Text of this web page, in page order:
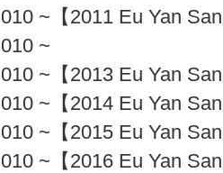
010 ~【2011 Eu Yan
010 ~
010 ~【2013 Eu Yan
010 ~【2014 Eu Yan
010 ~【2015 Eu Yan
010 ~【2016 Eu Yan